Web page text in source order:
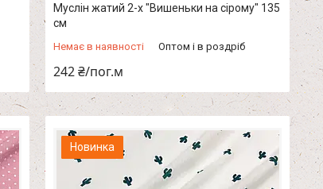
Муслін жатий 2-х "Вишеньки на сірому" 135
см
Немає в наявності Оптом і в роздріб
242 ₴/пог.м
Новинка